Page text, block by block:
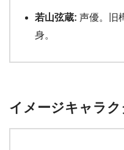
若山弦蔵: 声優。旧
身。
イメージキャラク